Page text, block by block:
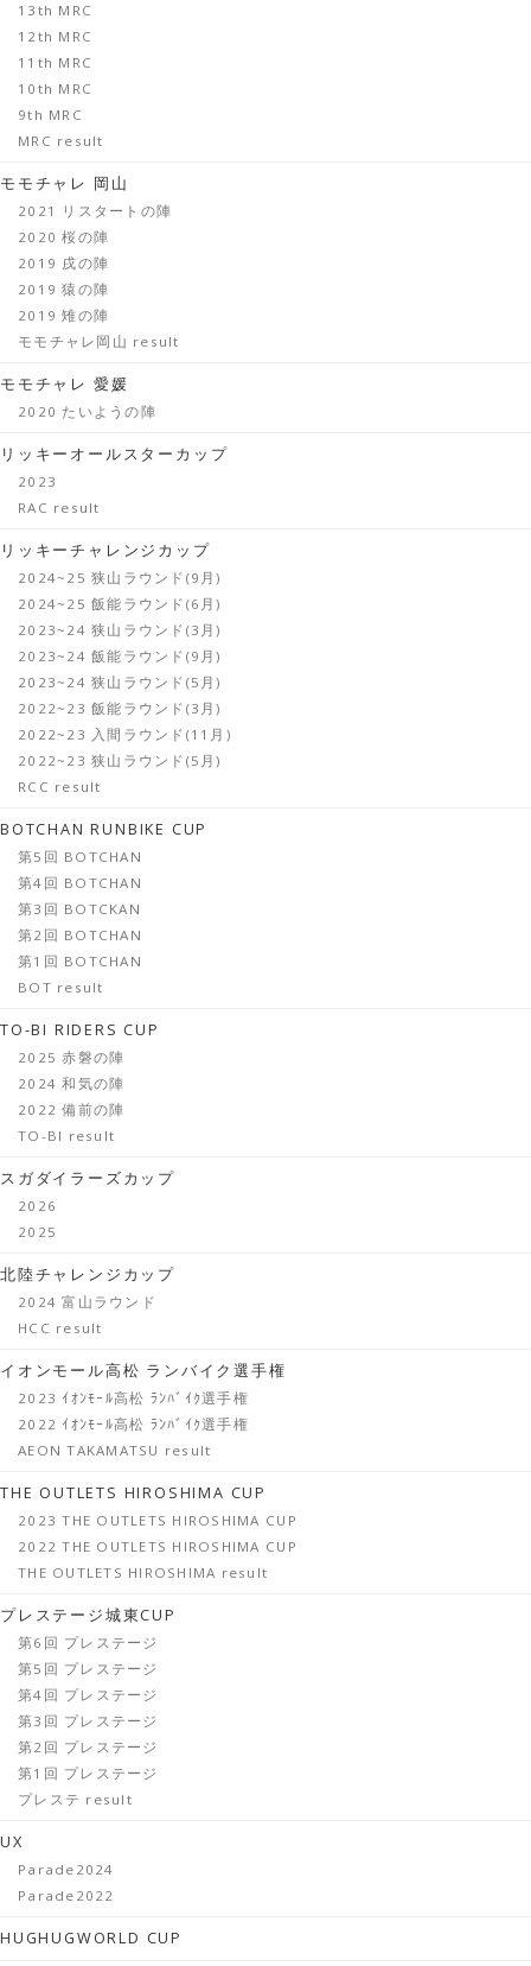
13th MRC
12th MRC
11th MRC
10th MRC
9th MRC
MRC result
モモチャレ 岡山
2021 リスタートの陣
2020 桜の陣
2019 戌の陣
2019 猿の陣
2019 雉の陣
モモチャレ岡山 result
モモチャレ 愛媛
2020 たいようの陣
リッキーオールスターカップ
2023
RAC result
リッキーチャレンジカップ
2024~25 狭山ラウンド(9月)
2024~25 飯能ラウンド(6月)
2023~24 狭山ラウンド(3月)
2023~24 飯能ラウンド(9月)
2023~24 狭山ラウンド(5月)
2022~23 飯能ラウンド(3月)
2022~23 入間ラウンド(11月)
2022~23 狭山ラウンド(5月)
RCC result
BOTCHAN RUNBIKE CUP
第5回 BOTCHAN
第4回 BOTCHAN
第3回 BOTCKAN
第2回 BOTCHAN
第1回 BOTCHAN
BOT result
TO-BI RIDERS CUP
2025 赤磐の陣
2024 和気の陣
2022 備前の陣
TO-BI result
スガダイラーズカップ
2026
2025
北陸チャレンジカップ
2024 富山ラウンド
HCC result
イオンモール高松 ランバイク選手権
2023 ｲｵﾝﾓｰﾙ高松 ﾗﾝﾊﾞｲｸ選手権
2022 ｲｵﾝﾓｰﾙ高松 ﾗﾝﾊﾞｲｸ選手権
AEON TAKAMATSU result
THE OUTLETS HIROSHIMA CUP
2023 THE OUTLETS HIROSHIMA CUP
2022 THE OUTLETS HIROSHIMA CUP
THE OUTLETS HIROSHIMA result
プレステージ城東CUP
第6回 プレステージ
第5回 プレステージ
第4回 プレステージ
第3回 プレステージ
第2回 プレステージ
第1回 プレステージ
プレステ result
UX
Parade2024
Parade2022
HUGHUGWORLD CUP